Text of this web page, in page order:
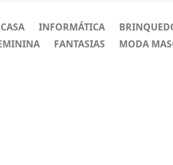
CASA INFORMÁTICA
FANTASIAS MODA